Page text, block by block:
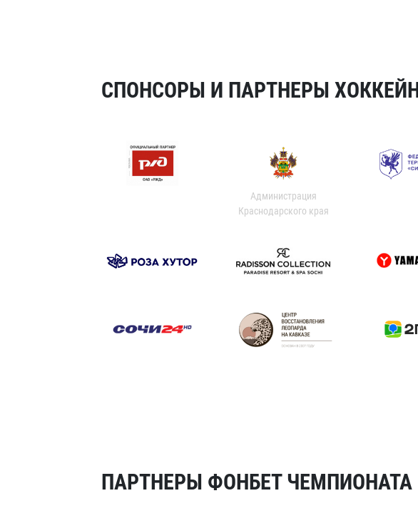
СПОНСОРЫ И ПАРТНЕРЫ
Администрация
Краснодарского края
ПАРТНЕРЫ ФОНБЕТ ЧЕМПИОНАТА